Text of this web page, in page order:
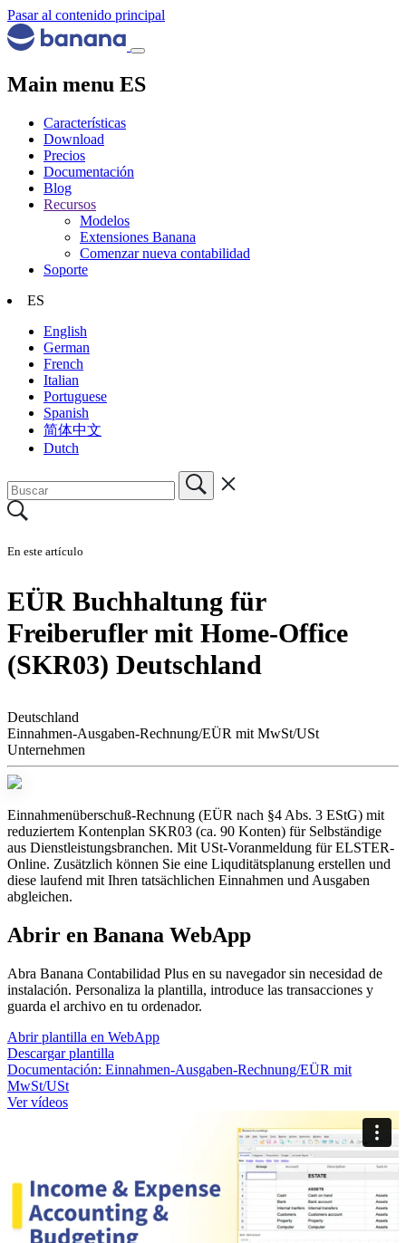
Pasar al contenido principal
Main menu ES
Características
Download
Precios
Documentación
Blog
Recursos
Modelos
Extensiones Banana
Comenzar nueva contabilidad
Soporte
ES
English
German
French
Italian
Portuguese
Spanish
简体中文
Dutch
En este artículo
EÜR Buchhaltung für
Freiberufler mit Home-Office
(SKR03) Deutschland
Deutschland
Einnahmen-Ausgaben-Rechnung/EÜR mit MwSt/USt
Unternehmen
Einnahmenüberschuß-Rechnung (EÜR nach §4 Abs. 3 EStG) mit
reduziertem Kontenplan SKR03 (ca. 90 Konten) für Selbständige
aus Dienstleistungsbranchen. Mit USt-Voranmeldung für ELSTER-
Online. Zusätzlich können Sie eine Liquditätsplanung erstellen und
diese laufend mit Ihren tatsächlichen Einnahmen und Ausgaben
abgleichen.
Abrir en Banana WebApp
Abra Banana Contabilidad Plus en su navegador sin necesidad de
instalación. Personaliza la plantilla, introduce las transacciones y
guarda el archivo en tu ordenador.
Abrir plantilla en WebApp
Descargar plantilla
Documentación: Einnahmen-Ausgaben-Rechnung/EÜR mit
MwSt/USt
Ver vídeos